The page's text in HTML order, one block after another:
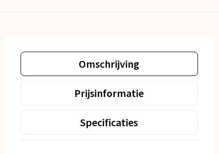
Omschrijving
Prijsinformatie
Specificaties